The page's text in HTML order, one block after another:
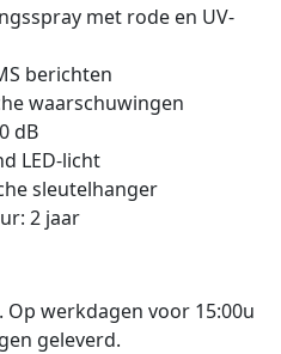
met rode en UV-
berichten
waarschuwingen
dB
LED-licht
sleutelhanger
2 jaar
Op werkdagen voor 15:00u
geleverd.